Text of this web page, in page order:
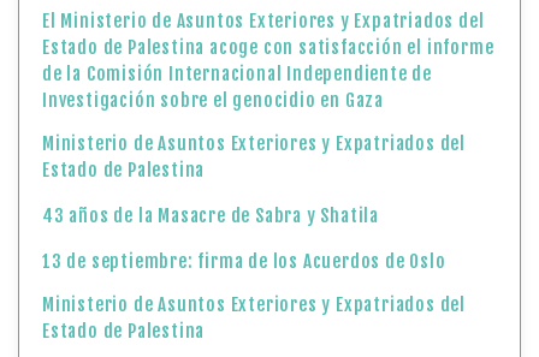
El Ministerio de Asuntos Exteriores y Expatriados del
Estado de Palestina acoge con satisfacción el informe
de la Comisión Internacional Independiente de
Investigación sobre el genocidio en Gaza
Ministerio de Asuntos Exteriores y Expatriados del
Estado de Palestina
43 años de la Masacre de Sabra y Shatila
13 de septiembre: firma de los Acuerdos de Oslo
Ministerio de Asuntos Exteriores y Expatriados del
Estado de Palestina